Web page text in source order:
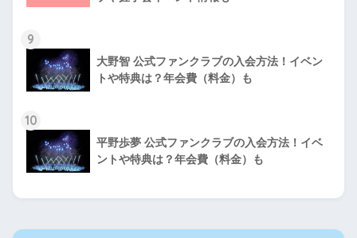
9
大野智 公式ファンクラブの入会方法！イベン
トや特典は？年会費（料金）も
10
平野歩夢 公式ファンクラブの入会方法！イベ
ントや特典は？年会費（料金）も